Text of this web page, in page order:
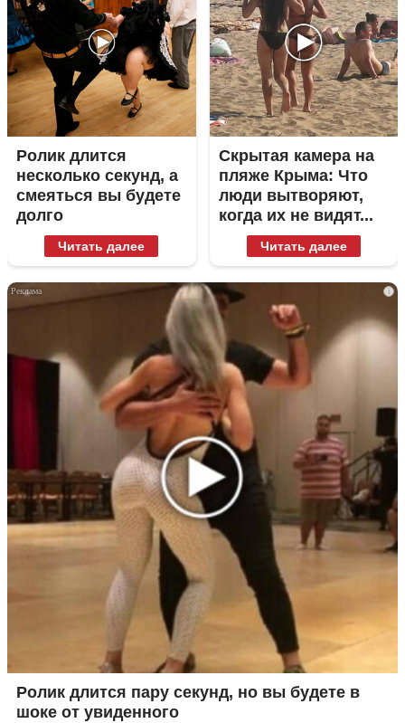
Ролик длится
несколько секунд, а
смеяться вы будете
долго
Читать далее
Скрытая камера на
пляже Крыма: Что
люди вытворяют,
когда их не видят...
Читать далее
i
Ролик длится пару секунд, но вы будете в
шоке от увиденного